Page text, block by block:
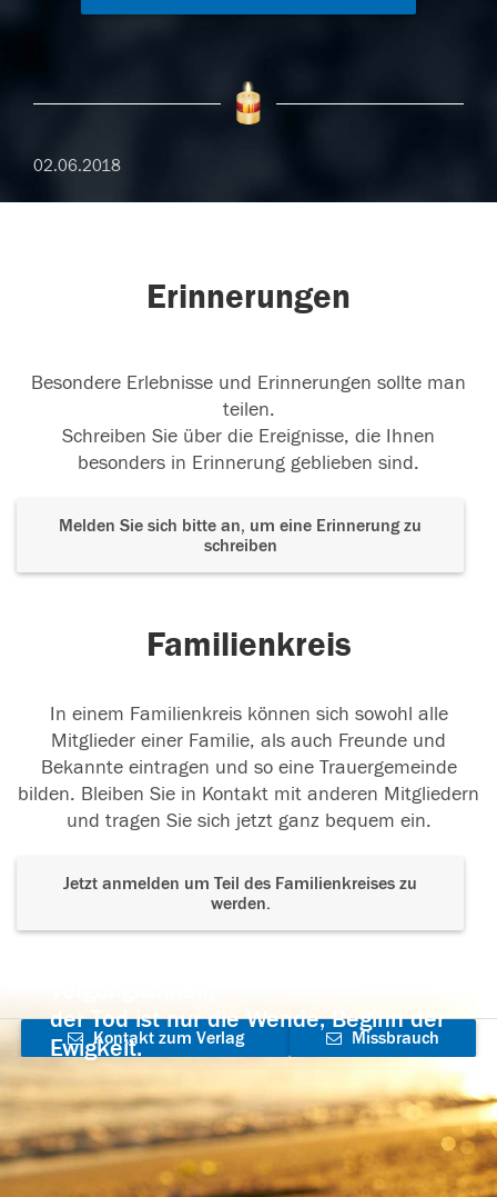
02.06.2018
Erinnerungen
Besondere Erlebnisse und Erinnerungen sollte man
teilen.
Schreiben Sie über die Ereignisse, die Ihnen
besonders in Erinnerung geblieben sind.
Melden Sie sich bitte an, um eine Erinnerung zu
schreiben
Familienkreis
In einem Familienkreis können sich sowohl alle
Mitglieder einer Familie, als auch Freunde und
Bekannte eintragen und so eine Trauergemeinde
bilden. Bleiben Sie in Kontakt mit anderen Mitgliedern
und tragen Sie sich jetzt ganz bequem ein.
Jetzt anmelden um Teil des Familienkreises zu
werden.
der Tod ist nur die Wende, Beginn der
Ewigkeit.
Kontakt zum Verlag
aufnehmen
Missbrauch